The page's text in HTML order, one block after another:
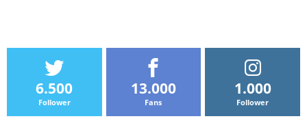
6.500
Follower
13.000
Fans
1.000
Follower